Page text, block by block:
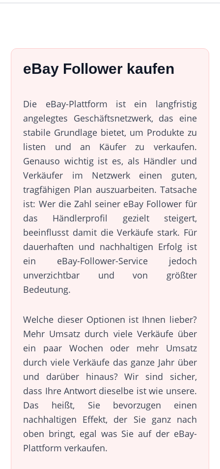
eBay Follower kaufen
Die eBay-Plattform ist ein langfristig
angelegtes Geschäftsnetzwerk, das eine
stabile Grundlage bietet, um Produkte zu
listen und an Käufer zu verkaufen.
Genauso wichtig ist es, als Händler und
Verkäufer im Netzwerk einen guten,
tragfähigen Plan auszuarbeiten. Tatsache
ist: Wer die Zahl seiner eBay Follower für
das Händlerprofil gezielt steigert,
beeinflusst damit die Verkäufe stark. Für
dauerhaften und nachhaltigen Erfolg ist
ein eBay-Follower-Service jedoch
unverzichtbar und von größter
Bedeutung.
Welche dieser Optionen ist Ihnen lieber?
Mehr Umsatz durch viele Verkäufe über
ein paar Wochen oder mehr Umsatz
durch viele Verkäufe das ganze Jahr über
und darüber hinaus? Wir sind sicher,
dass Ihre Antwort dieselbe ist wie unsere.
Das heißt, Sie bevorzugen einen
nachhaltigen Effekt, der Sie ganz nach
oben bringt, egal was Sie auf der eBay-
Plattform verkaufen.